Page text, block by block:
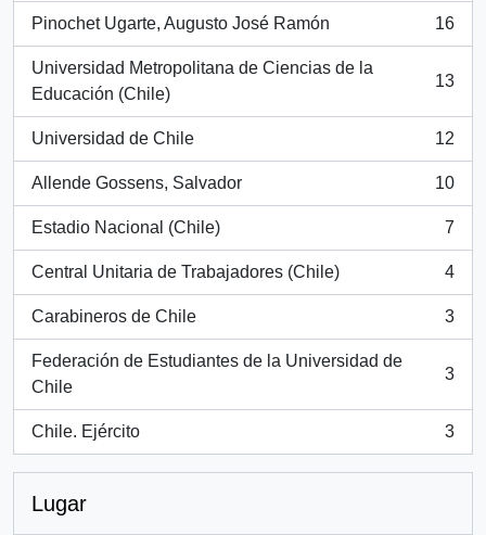
Pinochet Ugarte, Augusto José Ramón
, 16 resultados
16
Universidad Metropolitana de Ciencias de la
Educación (Chile)
, 13 resultados
13
Universidad de Chile
, 12 resultados
12
Allende Gossens, Salvador
, 10 resultados
10
Estadio Nacional (Chile)
, 7 resultados
7
Central Unitaria de Trabajadores (Chile)
, 4 resultados
4
Carabineros de Chile
, 3 resultados
3
Federación de Estudiantes de la Universidad de
Chile
, 3 resultados
3
Chile. Ejército
, 3 resultados
3
Lugar